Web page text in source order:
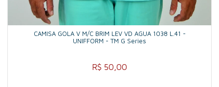
CAMISA GOLA V M/C BRIM LEV VD AGUA 1038 L.41 -
UNIFFORM - TM G Series
R$ 50,00